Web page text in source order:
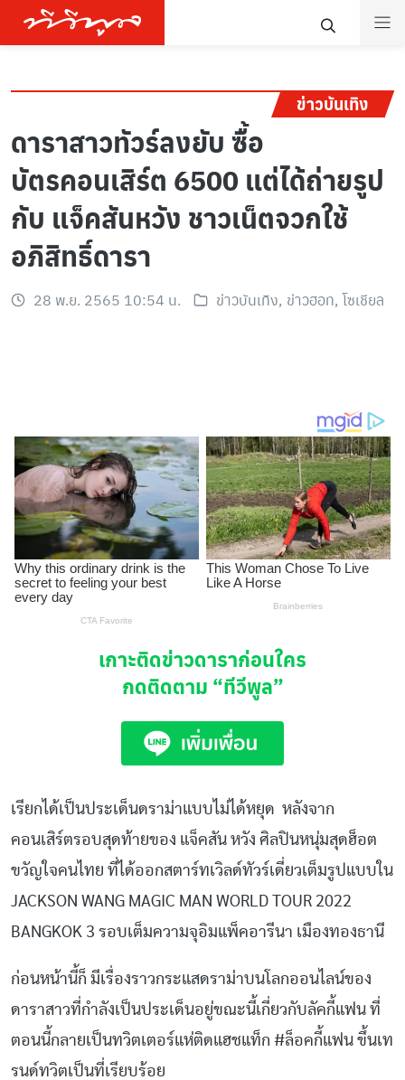
ข่าวบันเทิง
ดาราสาวทัวร์ลงยับ ซื้อ
บัตรคอนเสิร์ต 6500 แต่ได้ถ่ายรูป
กับ แจ็คสันหวัง ชาวเน็ตจวกใช้
อภิสิทธิ์ดารา
28 พ.ย. 2565 10:54 น. ข่าวบันเทิง, ข่าวฮอท, โซเชียล
เกาะติดข่าวดาราก่อนใคร
กดติดตาม “ทีวีพูล”
เรียกได้เป็นประเด็นดราม่าแบบไม่ได้หยุด หลังจาก
คอนเสิร์ตรอบสุดท้ายของ แจ็คสัน หวัง ศิลปินหนุ่มสุดฮ็อต
ขวัญใจคนไทย ที่ได้ออกสตาร์ทเวิลด์ทัวร์เดี่ยวเต็มรูปแบบใน
JACKSON WANG MAGIC MAN WORLD TOUR 2022
BANGKOK 3 รอบเต็มความจุอิมแพ็คอารีนา เมืองทองธานี
ก่อนหน้านี้ก็ มีเรื่องราวกระแสดราม่าบนโลกออนไลน์ของ
ดาราสาวที่กำลังเป็นประเด็นอยู่ขณะนี้เกี่ยวกับลัคกี้แฟน ที่
ตอนนี้กลายเป็นทวิตเตอร์แห่ติดแฮชแท็ก #ล็อคกี้แฟน ขึ้นเท
รนด์ทวิตเป็นที่เรียบร้อย